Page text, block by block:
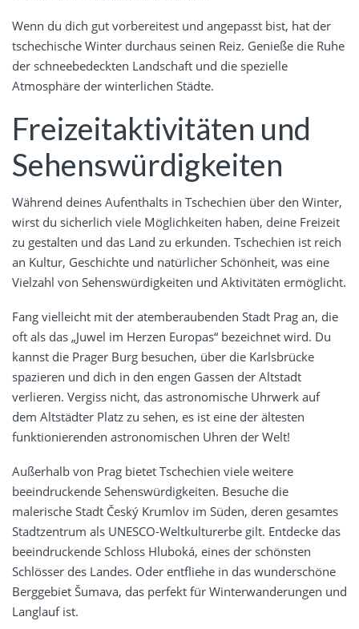
Wenn du dich gut vorbereitest und angepasst bist, hat der
tschechische Winter durchaus seinen Reiz. Genieße die Ruhe
der schneebedeckten Landschaft und die spezielle
Atmosphäre der winterlichen Städte.
Freizeitaktivitäten und
Sehenswürdigkeiten
Während deines Aufenthalts in Tschechien über den Winter,
wirst du sicherlich viele Möglichkeiten haben, deine Freizeit
zu gestalten und das Land zu erkunden. Tschechien ist reich
an Kultur, Geschichte und natürlicher Schönheit, was eine
Vielzahl von Sehenswürdigkeiten und Aktivitäten ermöglicht.
Fang vielleicht mit der atemberaubenden Stadt Prag an, die
oft als das „Juwel im Herzen Europas“ bezeichnet wird. Du
kannst die Prager Burg besuchen, über die Karlsbrücke
spazieren und dich in den engen Gassen der Altstadt
verlieren. Vergiss nicht, das astronomische Uhrwerk auf
dem Altstädter Platz zu sehen, es ist eine der ältesten
funktionierenden astronomischen Uhren der Welt!
Außerhalb von Prag bietet Tschechien viele weitere
beeindruckende Sehenswürdigkeiten. Besuche die
malerische Stadt Český Krumlov im Süden, deren gesamtes
Stadtzentrum als UNESCO-Weltkulturerbe gilt. Entdecke das
beeindruckende Schloss Hluboká, eines der schönsten
Schlösser des Landes. Oder entfliehe in das wunderschöne
Berggebiet Šumava, das perfekt für Winterwanderungen und
Langlauf ist.